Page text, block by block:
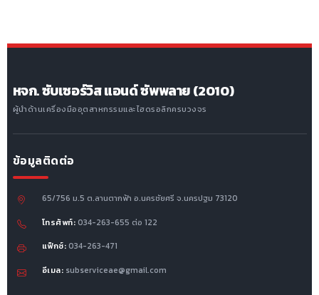
หจก. ซับเซอร์วิส แอนด์ ซัพพลาย (2010)
ผู้นำด้านเครื่องมืออุตสาหกรรมและไฮดรอลิกครบวงจร
ข้อมูลติดต่อ
65/756 ม.5 ต.ลานตากฟ้า อ.นครชัยศรี จ.นครปฐม 73120
โทรศัพท์: 034-263-655 ต่อ 122
แฟ็กซ์: 034-263-471
อีเมล: subserviceae@gmail.com